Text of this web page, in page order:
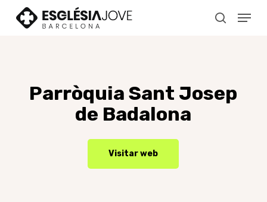
search
Menu
Parròquia Sant Josep
de Badalona
Visitar web